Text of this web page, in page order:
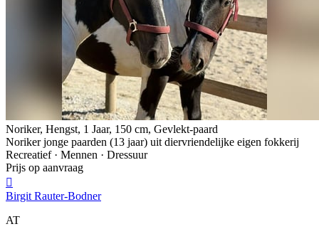
Noriker, Hengst, 1 Jaar, 150 cm, Gevlekt-paard
Noriker jonge paarden (13 jaar) uit diervriendelijke eigen fokkerij
Recreatief · Mennen · Dressuur
Prijs op aanvraag

Birgit Rauter-Bodner
AT